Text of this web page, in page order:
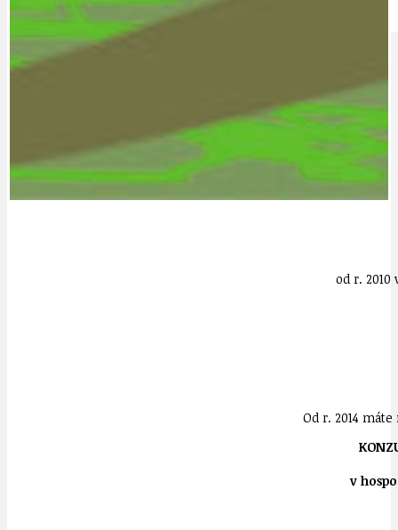
IDEAL LUX
od r.
Od r. 2014
v